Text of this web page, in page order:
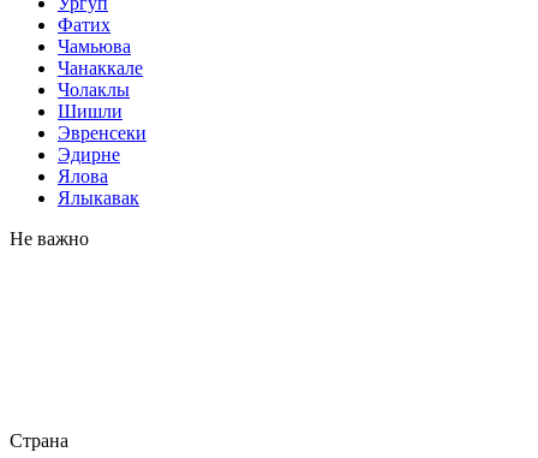
Фатих
Чамьюва
Чанаккале
Чолаклы
Шишли
Эвренсеки
Эдирне
Ялова
Ялыкавак
Не важно
Страна